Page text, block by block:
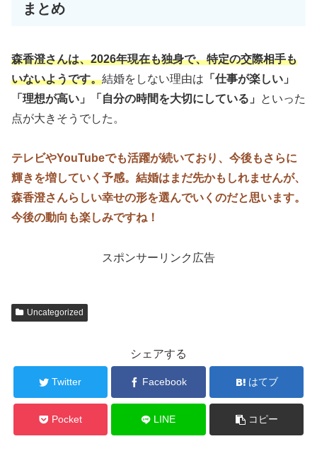
まとめ
森香澄さんは、2026年現在も独身で、特定の交際相手も
いないようです。結婚をしない理由は 「仕事が楽しい」
「理想が高い」「自分の時間を大切にしている」
といった
点が大きそうでした。
テレビやYouTubeでも活躍が続いており、今後もさらに
輝きを増していく予感。結婚はまだ先かもしれませんが、
森香澄さんらしい幸せの形を選んでいくのだと思います。
今後の動向も楽しみですね！
スポンサーリンク広告
Uncategorized
シェアする
Twitter Facebook はてブ
Pocket LINE コピー